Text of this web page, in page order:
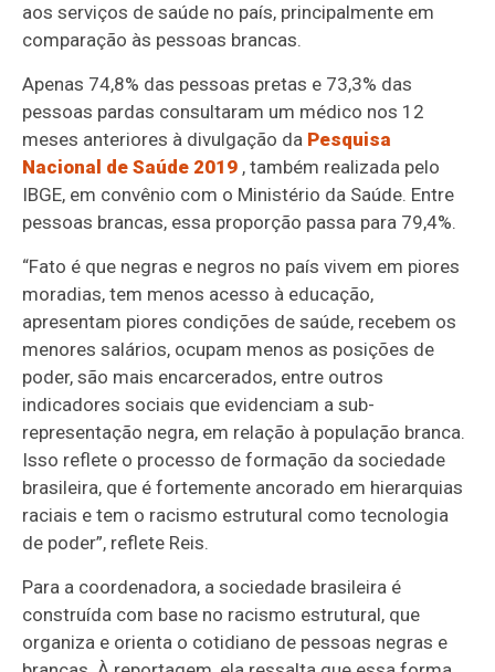
aos serviços de saúde no país, principalmente em
comparação às pessoas brancas.
Apenas 74,8% das pessoas pretas e 73,3% das
pessoas pardas consultaram um médico nos 12
meses anteriores à divulgação da Pesquisa
Nacional de Saúde 2019 , também realizada pelo
IBGE, em convênio com o Ministério da Saúde. Entre
pessoas brancas, essa proporção passa para 79,4%.
“Fato é que negras e negros no país vivem em piores
moradias, tem menos acesso à educação,
apresentam piores condições de saúde, recebem os
menores salários, ocupam menos as posições de
poder, são mais encarcerados, entre outros
indicadores sociais que evidenciam a sub-
representação negra, em relação à população branca.
Isso reflete o processo de formação da sociedade
brasileira, que é fortemente ancorado em hierarquias
raciais e tem o racismo estrutural como tecnologia
de poder”, reflete Reis.
Para a coordenadora, a sociedade brasileira é
construída com base no racismo estrutural, que
organiza e orienta o cotidiano de pessoas negras e